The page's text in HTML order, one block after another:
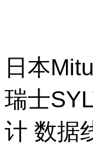
日本
瑞士
计 数据